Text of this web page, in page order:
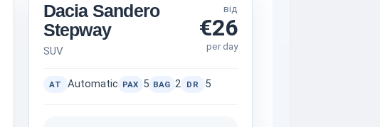
Dacia Sandero
Stepway
SUV
від
€26
per day
AT Automatic PAX 5 BAG 2 DR 5